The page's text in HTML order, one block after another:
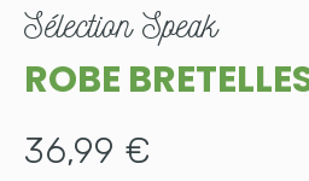
sélectionSpeak
ROBE
36,99 €